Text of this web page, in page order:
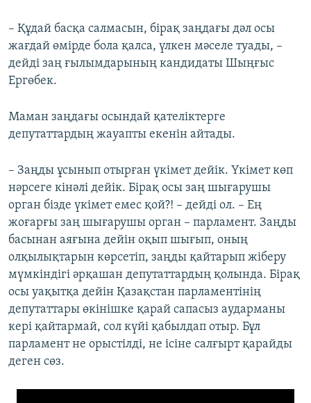
– Құдай басқа салмасын, бірақ заңдағы дәл осы
жағдай өмірде бола қалса, үлкен мәселе туады, –
дейді заң ғылымдарының кандидаты Шыңғыс
Ергөбек.
Маман заңдағы осындай қателіктерге
депутаттардың жауапты екенін айтады.
– Заңды ұсынып отырған үкімет дейік. Үкімет көп
нәрсеге кінәлі дейік. Бірақ осы заң шығарушы
орган бізде үкімет емес қой?! – дейді ол. – Ең
жоғарғы заң шығарушы орган – парламент. Заңды
басынан аяғына дейін оқып шығып, оның
олқылықтарын көрсетіп, заңды қайтарып жіберу
мүмкіндігі әрқашан депутаттардың қолында. Бірақ
осы уақытқа дейін Қазақстан парламентінің
депутаттары өкінішке қарай сапасыз аударманы
кері қайтармай, сол күйі қабылдап отыр. Бұл
парламент не орыстілді, не ісіне салғырт қарайды
деген сөз.